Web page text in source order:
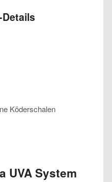
UVA System
Köderschalen